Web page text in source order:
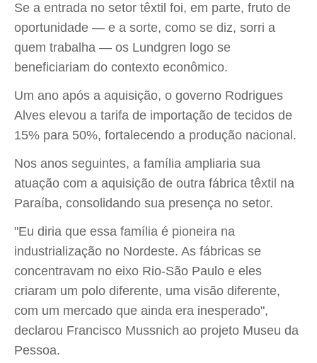
Se a entrada no setor têxtil foi, em parte, fruto de
oportunidade — e a sorte, como se diz, sorri a
quem trabalha — os Lundgren logo se
beneficiariam do contexto econômico.
Um ano após a aquisição, o governo Rodrigues
Alves elevou a tarifa de importação de tecidos de
15% para 50%, fortalecendo a produção nacional.
Nos anos seguintes, a família ampliaria sua
atuação com a aquisição de outra fábrica têxtil na
Paraíba, consolidando sua presença no setor.
"Eu diria que essa família é pioneira na
industrialização no Nordeste. As fábricas se
concentravam no eixo Rio-São Paulo e eles
criaram um polo diferente, uma visão diferente,
com um mercado que ainda era inesperado",
declarou Francisco Mussnich ao projeto Museu da
Pessoa.